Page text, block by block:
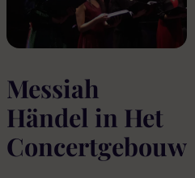
Messiah
Händel in Het
Concertgebouw